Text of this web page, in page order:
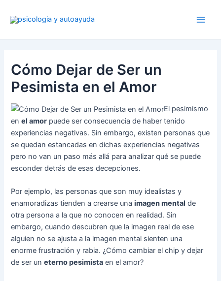
Cómo Dejar de Ser un
Pesimista en el Amor
El pesimismo
enel amor puede ser consecuencia de haber tenido
experiencias negativas. Sin embargo, existen personas que
se quedan estancadas en dichas experiencias negativas
pero no van un paso más allá para analizar qué se puede
esconder detrás de esas decepciones.
Por ejemplo, las personas que son muy idealistas y
enamoradizas tienden a crearse unaimagen mental de
otra persona a la que no conocen en realidad. Sin
embargo, cuando descubren que la imagen real de ese
alguien no se ajusta a la imagen mental sienten una
enorme frustración y rabia. ¿Cómo cambiar el chip y dejar
de ser uneterno pesimista en el amor?